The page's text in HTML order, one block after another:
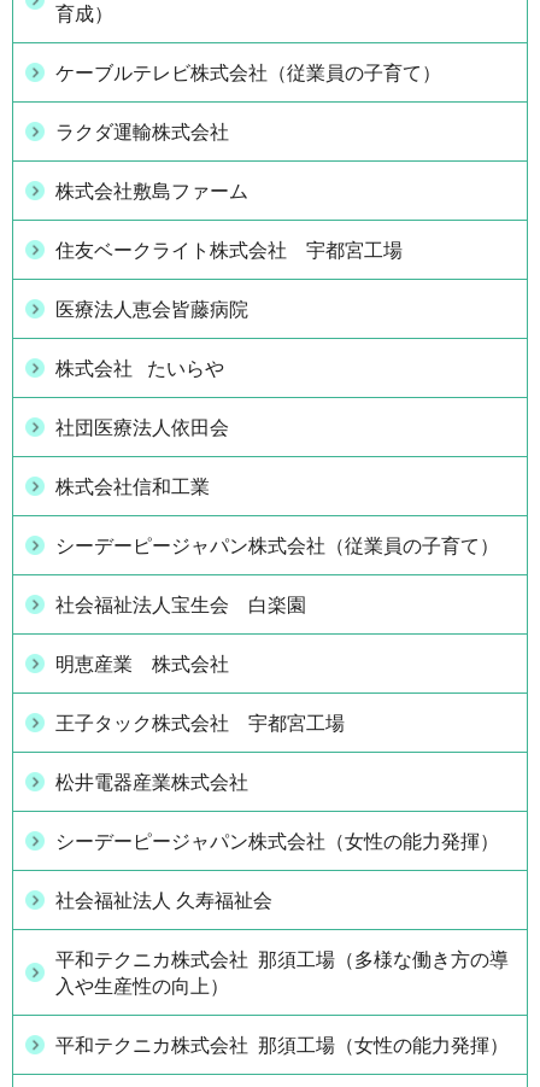
育成）
ケーブルテレビ株式会社（従業員の子育て）
ラクダ運輸株式会社
株式会社敷島ファーム
住友ベークライト株式会社 宇都宮工場
医療法人恵会皆藤病院
株式会社 たいらや
社団医療法人依田会
株式会社信和工業
シーデーピージャパン株式会社（従業員の子育て）
社会福祉法人宝生会 白楽園
明恵産業 株式会社
王子タック株式会社 宇都宮工場
松井電器産業株式会社
シーデーピージャパン株式会社（女性の能力発揮）
社会福祉法人 久寿福祉会
平和テクニカ株式会社 那須工場（多様な働き方の導
入や生産性の向上）
平和テクニカ株式会社 那須工場（女性の能力発揮）